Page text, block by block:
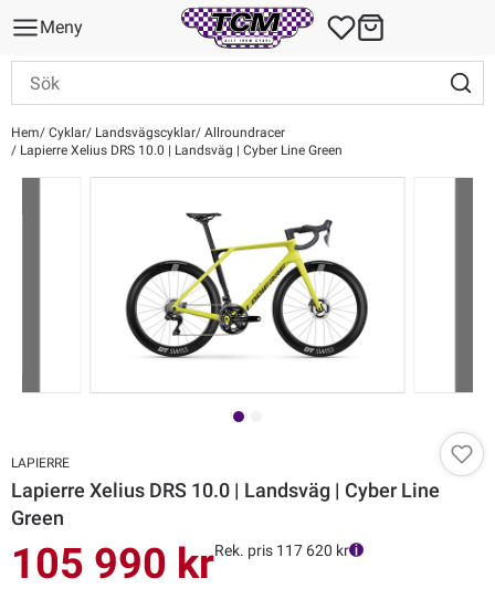
Meny
Hem Cyklar Landsvägscyklar Allroundracer
Lapierre Xelius DRS 10.0 | Landsväg | Cyber Line Green
LAPIERRE
Lapierre Xelius DRS 10.0 | Landsväg | Cyber Line
Green
105 990 krRek. pris 117 620 kr